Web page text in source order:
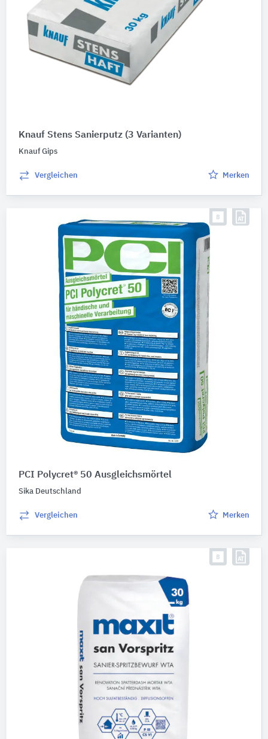
Knauf Stens Sanierputz (3 Varianten)
Knauf Gips
Vergleichen Merken
PCI Polycret® 50 Ausgleichsmörtel
Sika Deutschland
Vergleichen Merken